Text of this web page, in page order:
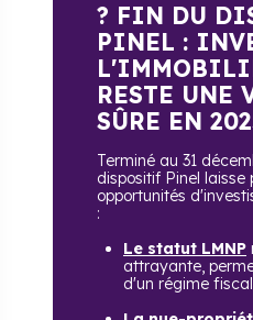
? FIN DU
PINEL :
RESTE UNE
SÛRE EN
Terminé au 31
dispositif Pinel
opportunités
:
Le statut LMNP
attrayante,
d'un régime